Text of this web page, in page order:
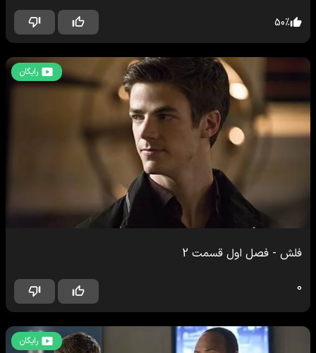
50%
رایگان
فلش - فصل اول قسمت 2
0
رایگان